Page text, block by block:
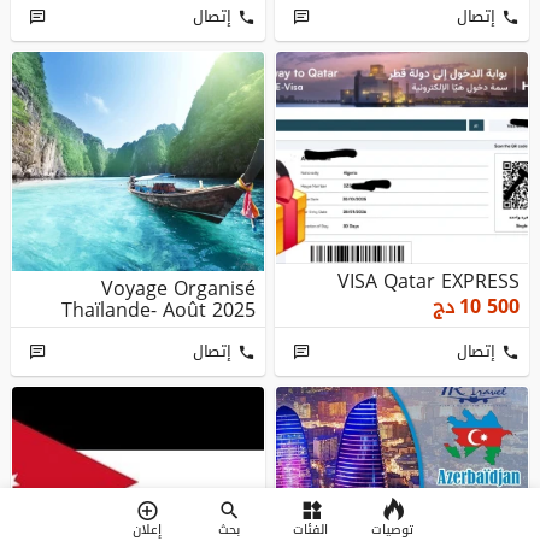
إتصال إتصال
VISA Qatar EXPRESS
10 500دج
إتصال
Voyage Organisé
Thaïlande- Août 2025
إتصال
توصيات الفئات بحث إعلان